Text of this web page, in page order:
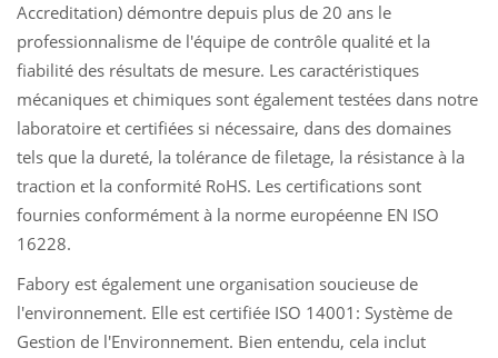
Accreditation) démontre depuis plus de 20 ans le
professionnalisme de l'équipe de contrôle qualité et la
fiabilité des résultats de mesure. Les caractéristiques
mécaniques et chimiques sont également testées dans notre
laboratoire et certifiées si nécessaire, dans des domaines
tels que la dureté, la tolérance de filetage, la résistance à la
traction et la conformité RoHS. Les certifications sont
fournies conformément à la norme européenne EN ISO
16228.
Fabory est également une organisation soucieuse de
l'environnement. Elle est certifiée ISO 14001: Système de
Gestion de l'Environnement. Bien entendu, cela inclut